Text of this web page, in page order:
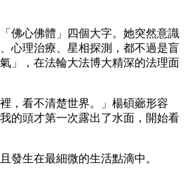
佛心佛體」四個大字。她突然意識
心理治療、星相探測，都不過是盲
」，在法輪大法博大精深的法理面
，看不清楚世界。」楊碩薌形容
的頭才第一次露出了水面，開始看
發生在最細微的生活點滴中。